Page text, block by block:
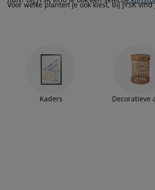
strijken
Voor welke planten je ook kiest, bij JYSK
Kaders Decoratieve